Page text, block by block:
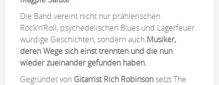
Die Band vereint nicht nur prahlerischen
Rock’n’Roll, psychedelischen Blues und Lagerfeuer
würdige Geschichten, sondern auch Musiker,
deren Wege sich einst trennten und die nun
wieder zueinander gefunden haben.
Gegründet von Gitarrist Rich Robinsonsetzt The